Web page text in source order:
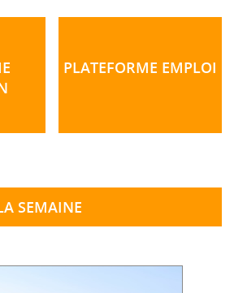
PLATEFORME EMPLOI
SEMAINE